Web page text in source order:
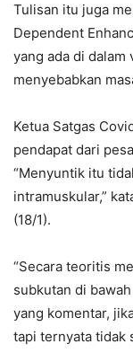
Tulisan itu juga
Dependent
yang ada di dalam
menyebabkan
Ketua Satgas
pendapat dari
“Menyuntik itu
intramuskular,”
(18/1).
“Secara teoritis
subkutan di
yang komentar,
tapi ternyata tidak